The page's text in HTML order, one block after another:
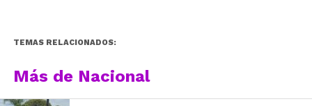
TEMAS RELACIONADOS:
Más de Nacional